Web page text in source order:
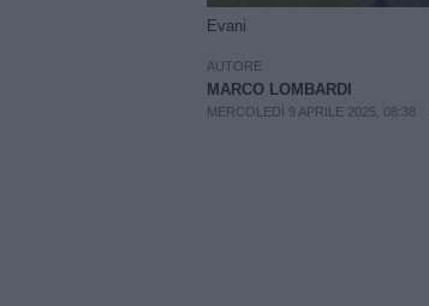
Evani
AUTORE
MARCO LOMBARDI
MERCOLEDÌ 9 APRILE 2025, 08:38